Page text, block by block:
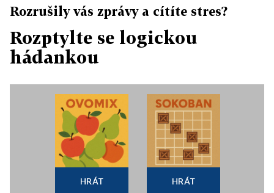
Rozrušily vás zprávy a cítíte stres?
Rozptylte se logickou
hádankou
HRÁT HRÁT